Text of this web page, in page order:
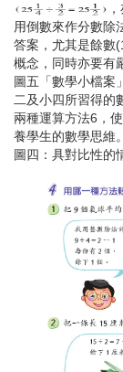
用倒數來作分數除
答案，尤其是餘數
概念，同時亦要有
圖五「數學小檔案
二及小四所習得的
兩種運算方法6，
養學生的數學思維。
圖四：具對比性的